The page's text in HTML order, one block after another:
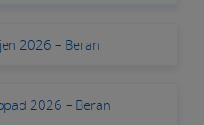
2026 – Beran
2026 – Beran